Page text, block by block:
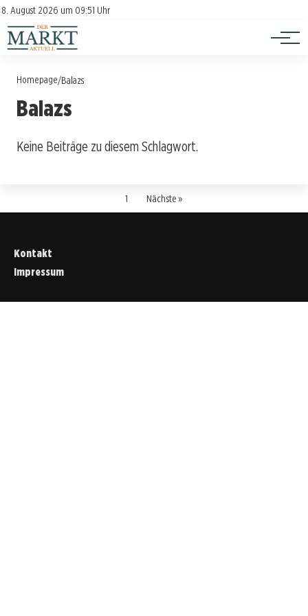
8. August 2026 um 09:51 Uhr
Kontakt
Impressum
Investition
Verbraucherschutz
Homepage/Balazs
Balazs
Keine Beiträge zu diesem Schlagwort.
1 Nächste »
Kontakt
Impressum